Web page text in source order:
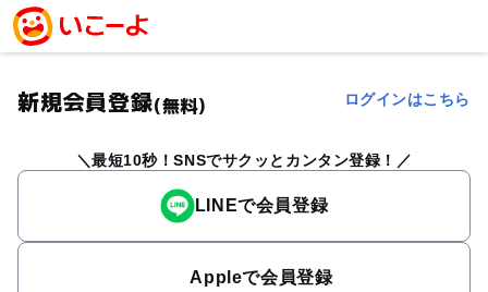
新規会員登録(無料) ログインはこちら
最短10秒！SNSでサクッとカンタン登録！
LINEで会員登録
Appleで会員登録